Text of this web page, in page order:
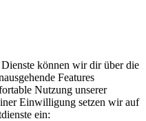
können wir dir über die
Features
Nutzung unserer
Einwilligung setzen wir auf
ein: